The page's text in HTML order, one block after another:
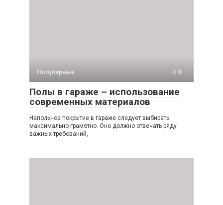
Популярные 0
Полы в гараже – использование
современных материалов
Напольное покрытие в гараже следует выбирать
максимально грамотно. Оно должно отвечать ряду
важных требований,